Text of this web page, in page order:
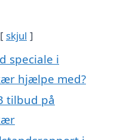
skjul
speciale i
hjælpe med?
tilbud på